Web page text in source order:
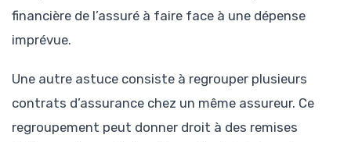
financière de l’assuré à faire face à une dépense
imprévue.
Une autre astuce consiste à regrouper plusieurs
contrats d’assurance chez un même assureur. Ce
regroupement peut donner droit à des remises